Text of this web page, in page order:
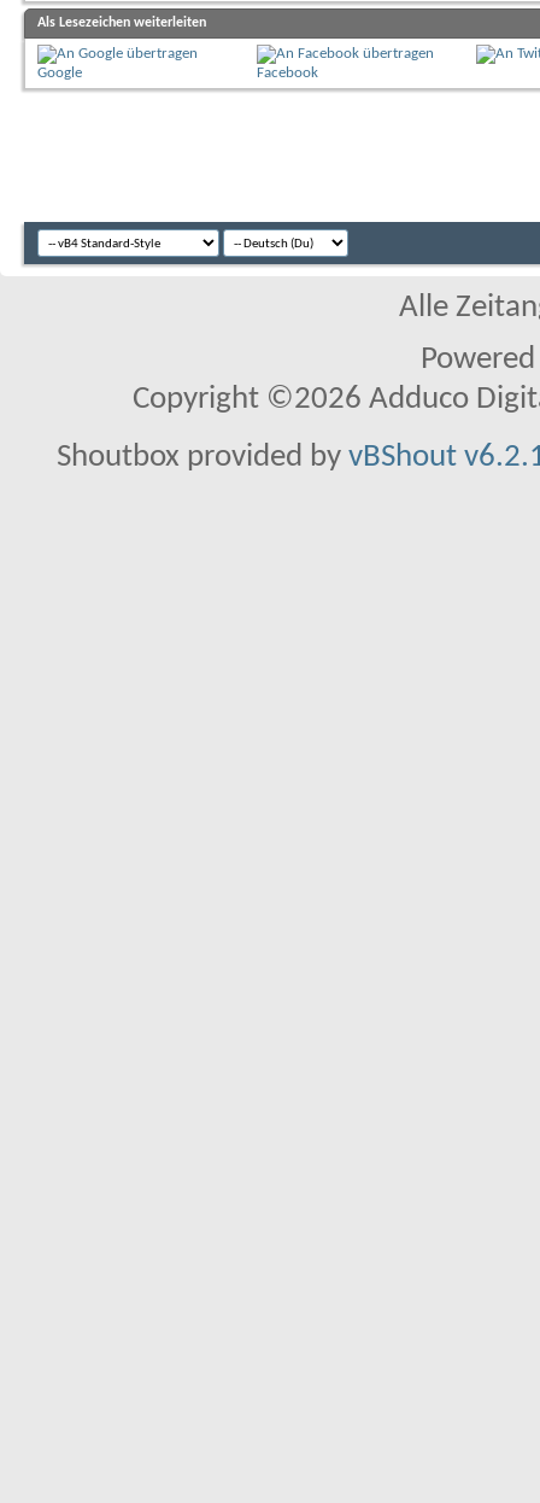
Als Lesezeichen weiterleiten
Google Facebook
Alle
Copyright ©2026 Adduco
Shoutbox provided by vBShout